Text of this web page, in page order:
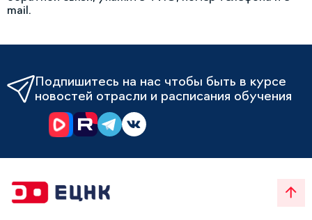
mail.
Подпишитесь на нас чтобы быть в курсе
новостей отрасли и расписания обучения